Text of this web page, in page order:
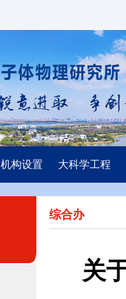
机构设置 大科学工程
综合办
关